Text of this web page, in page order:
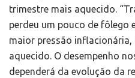
trimestre mais aquecido.
perdeu um pouco de fôlego
maior pressão inflacionária,
aquecido. O desempenho
dependerá da evolução da